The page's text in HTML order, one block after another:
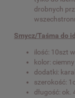
drobnych
Smycz/Taśma do
ilość: 10szt
kolor:
dodatki:
szerokość:
długość: ok.